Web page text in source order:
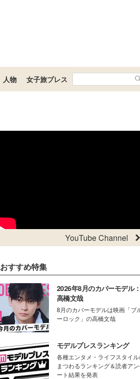
人物 女子旅プレス
YouTube Channel
おすすめ特集
2026年8月のカバーモデル：
高橋文哉
8月のカバーモデルは映画「ブ
ーロック」の高橋文哉
モデルプレスランキング
各種エンタメ・ライフスタイル
まつわるランキング＆読者アン
ート結果を発表